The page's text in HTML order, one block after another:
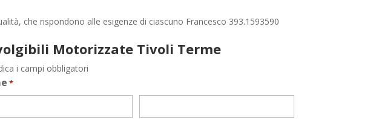
che rispondono alle esigenze di ciascuno Francesco 393.1593590
Motorizzate Tivoli Terme
i campi obbligatori
*